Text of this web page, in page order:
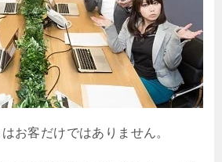
お客だけではありません。